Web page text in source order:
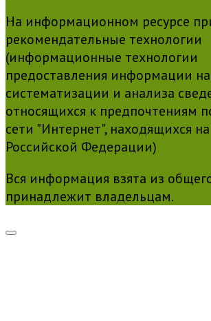
На информационном ресурсе
рекомендательные технологии
(информационные технологии
предоставления информации
систематизации и анализа
относящихся к предпочтениям
сети "Интернет", находящихся
Российской Федерации)
Вся информация взята из
принадлежит владельцам.